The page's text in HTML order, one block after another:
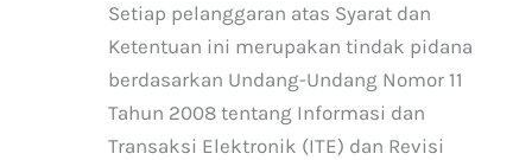
Setiap pelanggaran atas Syarat dan
Ketentuan ini merupakan tindak pidana
berdasarkan Undang-Undang Nomor 11
Tahun 2008 tentang Informasi dan
Transaksi Elektronik (ITE) dan Revisi